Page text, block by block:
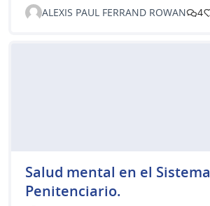
ALEXIS PAUL FERRAND ROWAN 4
Salud mental en el Sistema
Penitenciario.